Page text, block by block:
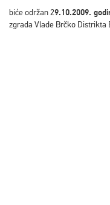
biće održan 29.10.2009.
zgrada Vlade Brčko Distrikta